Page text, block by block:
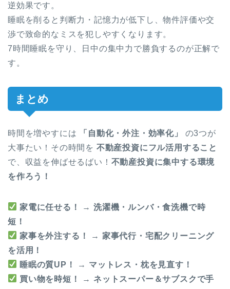
逆効果です。
睡眠を削ると判断力・記憶力が低下し、物件評価や交
渉で致命的なミスを犯しやすくなります。
7時間睡眠を守り、日中の集中力で勝負するのが正解で
す。
まとめ
時間を増やすには 「自動化・外注・効率化」
の3つが
大事たい！その時間を 不動産投資にフル活用すること
で、収益を伸ばせるばい！ 不動産投資に集中する環境
を作ろう！
家電に任せる！ →洗濯機・ルンバ・食洗機で時
短！
家事を外注する！
→ 家事代行・宅配クリーニング
を活用！
睡眠の質UP！
→ マットレス・枕を見直す！
買い物を時短！
→ネットスーパー＆サブスクで手